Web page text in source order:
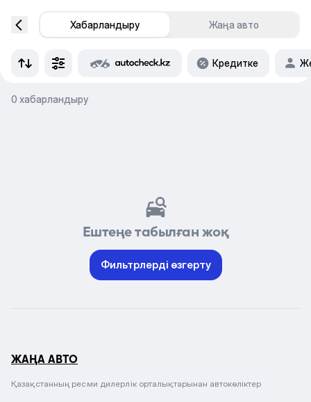
Хабарландыру Жаңа авто
Кредитке
0 хабарландыру
Ештеңе табылған жоқ
Фильтрлерді өзгерту
ЖАҢА АВТО
Қазақстанның ресми дилерлік орталықтарынан автокөліктер